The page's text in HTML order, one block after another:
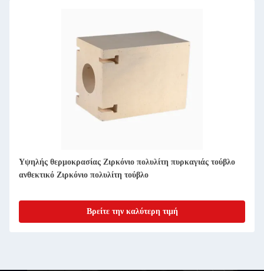
Υψηλής θερμοκρασίας Ζιρκόνιο πολυλίτη πυρκαγιάς τούβλο
ανθεκτικό Ζιρκόνιο πολυλίτη τούβλο
Βρείτε την καλύτερη τιμή